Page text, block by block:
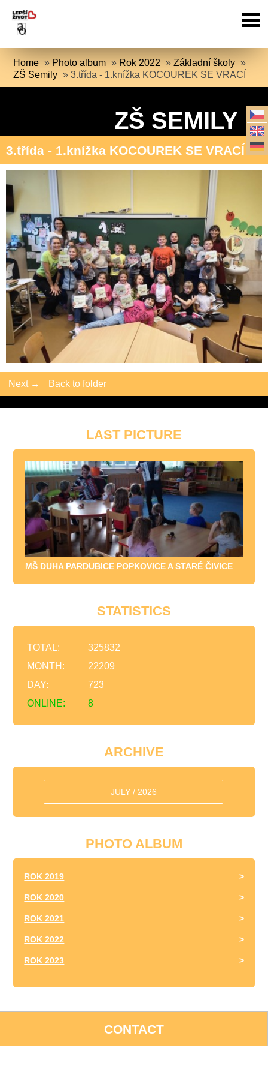
Home » Photo album » Rok 2022 »Základní školy »
ZŠ Semily »3.třída - 1.knížka KOCOUREK SE VRACÍ
ZŠ SEMILY
3.třída - 1.knížka KOCOUREK SE VRACÍ
Next → Back to folder
LAST PICTURE
MŠ DUHA PARDUBICE POPKOVICE A STARÉ ČIVICE
STATISTICS
ONLINE: 8
TOTAL:
325832
MONTH:
22209
DAY:
723
ARCHIVE
JULY / 2026
PHOTO ALBUM
ROK 2019
ROK 2020
ROK 2021
ROK 2022
ROK 2023
CONTACT